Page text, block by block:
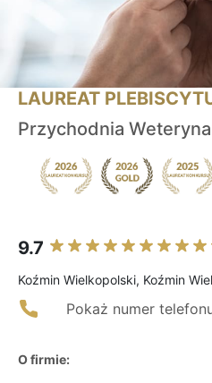
LAUREAT
Przychodnia
9.7
Koźmin Wielkopolski, Koźmin
Pokaż numer
O firmie: